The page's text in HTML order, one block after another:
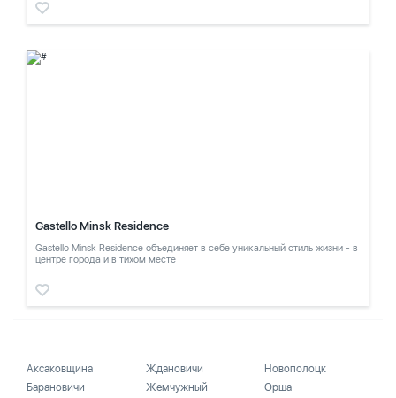
Gastello Minsk Residence
Gastello Minsk Residence объединяет в себе уникальный стиль жизни - в
центре города и в тихом месте
Аксаковщина
Барановичи
Ждановичи
Жемчужный
Новополоцк
Орша